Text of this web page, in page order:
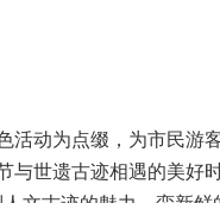
动为点缀，为市民
世遗古迹相遇的美